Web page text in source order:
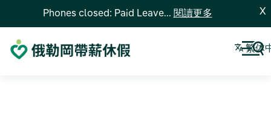
Phones closed: Paid Leave... 閱讀更多 X
繁体